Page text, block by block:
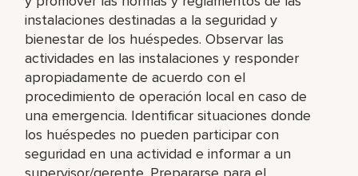
instalaciones destinadas a la seguridad y
bienestar de los huéspedes. Observar las
actividades en las instalaciones y responder
apropiadamente de acuerdo con el
procedimiento de operación local en caso de
una emergencia. Identificar situaciones donde
los huéspedes no pueden participar con
seguridad en una actividad e informar a un
supervisor/gerente. Prepararse para el